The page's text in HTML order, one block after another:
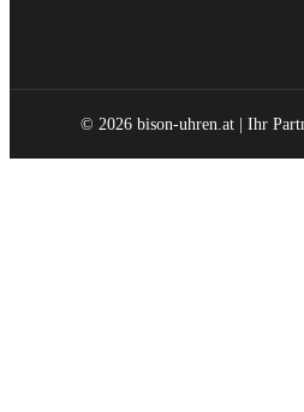
© 2026 bison-uhren.at | Ihr